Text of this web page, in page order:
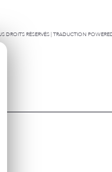
DROITS RÉSERVÉS | TRADUCTION